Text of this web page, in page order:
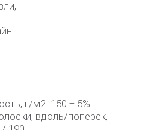
г/м2: 150 ± 5%
вдоль/поперёк,